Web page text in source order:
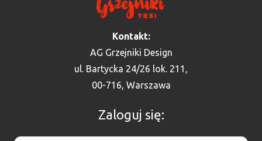
Kontakt:
AG Grzejniki Design
ul. Bartycka 24/26 lok. 211,
00-716, Warszawa
Zaloguj się: